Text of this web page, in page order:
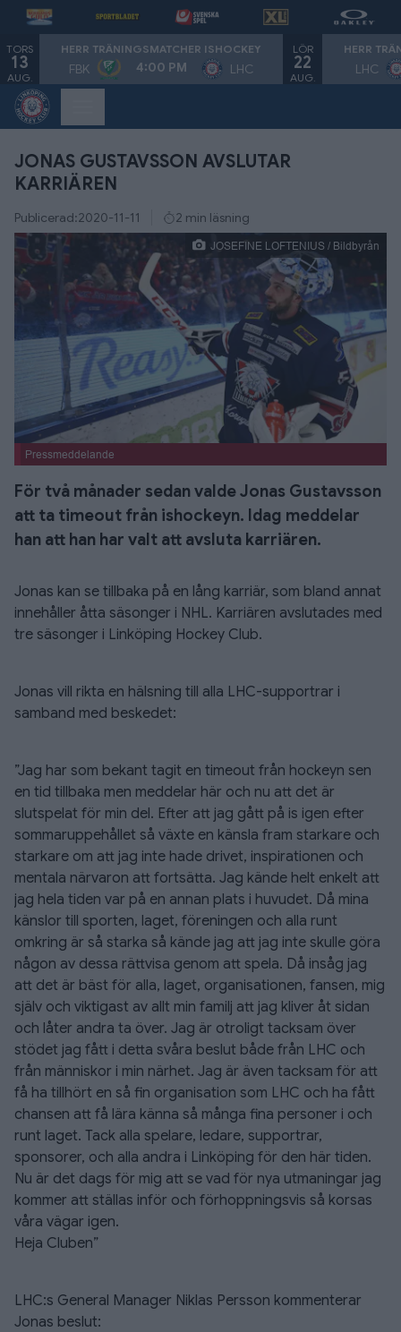
TORS
13
AUG.
HERR TRÄNINGSMATCHER ISHOCKEY
FBK 4:00 PM LHC
LÖR
22
AUG.
HERR
LHC
JONAS GUSTAVSSON AVSLUTAR
KARRIÄREN
Publicerad:2020-11-11 2 min läsning
JOSEFINE LOFTENIUS / Bildbyrån
Pressmeddelande
För två månader sedan valde Jonas Gustavsson
att ta timeout från ishockeyn. Idag meddelar
han att han har valt att avsluta karriären.
Jonas kan se tillbaka på en lång karriär, som bland annat
innehåller åtta säsonger i NHL. Karriären avslutades med
tre säsonger i Linköping Hockey Club.
Jonas vill rikta en hälsning till alla LHC-supportrar i
samband med beskedet:
”Jag har som bekant tagit en timeout från hockeyn sen
en tid tillbaka men meddelar här och nu att det är
slutspelat för min del. Efter att jag gått på is igen efter
sommaruppehållet så växte en känsla fram starkare och
starkare om att jag inte hade drivet, inspirationen och
mentala närvaron att fortsätta. Jag kände helt enkelt att
jag hela tiden var på en annan plats i huvudet. Då mina
känslor till sporten, laget, föreningen och alla runt
omkring är så starka så kände jag att jag inte skulle göra
någon av dessa rättvisa genom att spela. Då insåg jag
att det är bäst för alla, laget, organisationen, fansen, mig
själv och viktigast av allt min familj att jag kliver åt sidan
och låter andra ta över. Jag är otroligt tacksam över
stödet jag fått i detta svåra beslut både från LHC och
från människor i min närhet. Jag är även tacksam för att
få ha tillhört en så fin organisation som LHC och ha fått
chansen att få lära känna så många fina personer i och
runt laget. Tack alla spelare, ledare, supportrar,
sponsorer, och alla andra i Linköping för den här tiden.
Nu är det dags för mig att se vad för nya utmaningar jag
kommer att ställas inför och förhoppningsvis så korsas
våra vägar igen.
Heja Cluben”
LHC:s General Manager Niklas Persson kommenterar
Jonas beslut: